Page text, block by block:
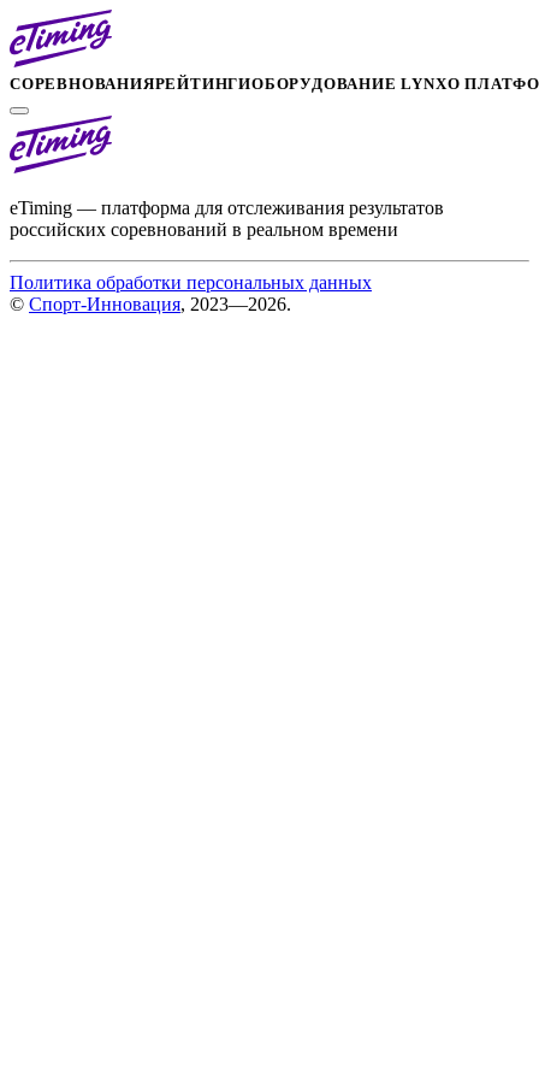
СОРЕВНОВАНИЯРЕЙТИНГИОБОРУДОВАНИЕ LYNXО
eTiming — платформа для отслеживания результатов
российских соревнований в реальном времени
Политика обработки персональных данных
© Спорт-Инновация, 2023—2026.